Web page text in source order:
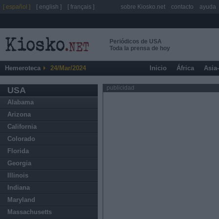
Periódicos de USA
Toda la prensa de hoy
Hemeroteca 24/Mar/2024 Inicio África
USA
Alabama
Arizona
California
Colorado
Florida
Georgia
Illinois
Indiana
Maryland
Massachusetts
publicidad
[ español ] [ english ] [ français ] sobre Kiosko.net contacto ayuda